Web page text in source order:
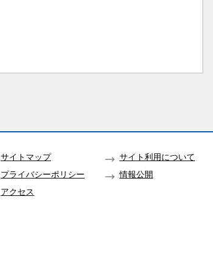
サイトマップ
サイト利用について
プライバシーポリシー
情報公開
アクセス